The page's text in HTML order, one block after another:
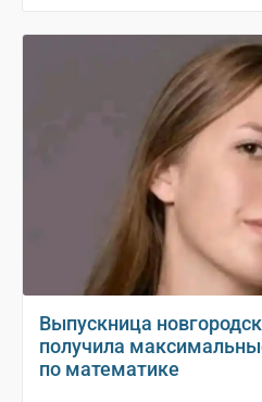
Выпускница
получила
по математике